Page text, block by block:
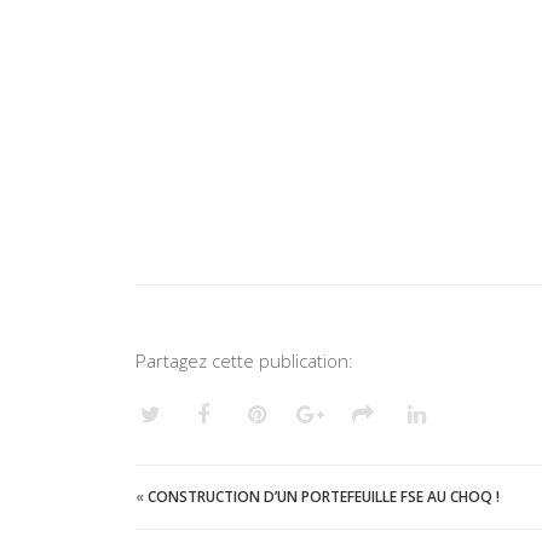
Partagez cette publication:
«CONSTRUCTION D’UN PORTEFEUILLE FSE AU CHOQ !